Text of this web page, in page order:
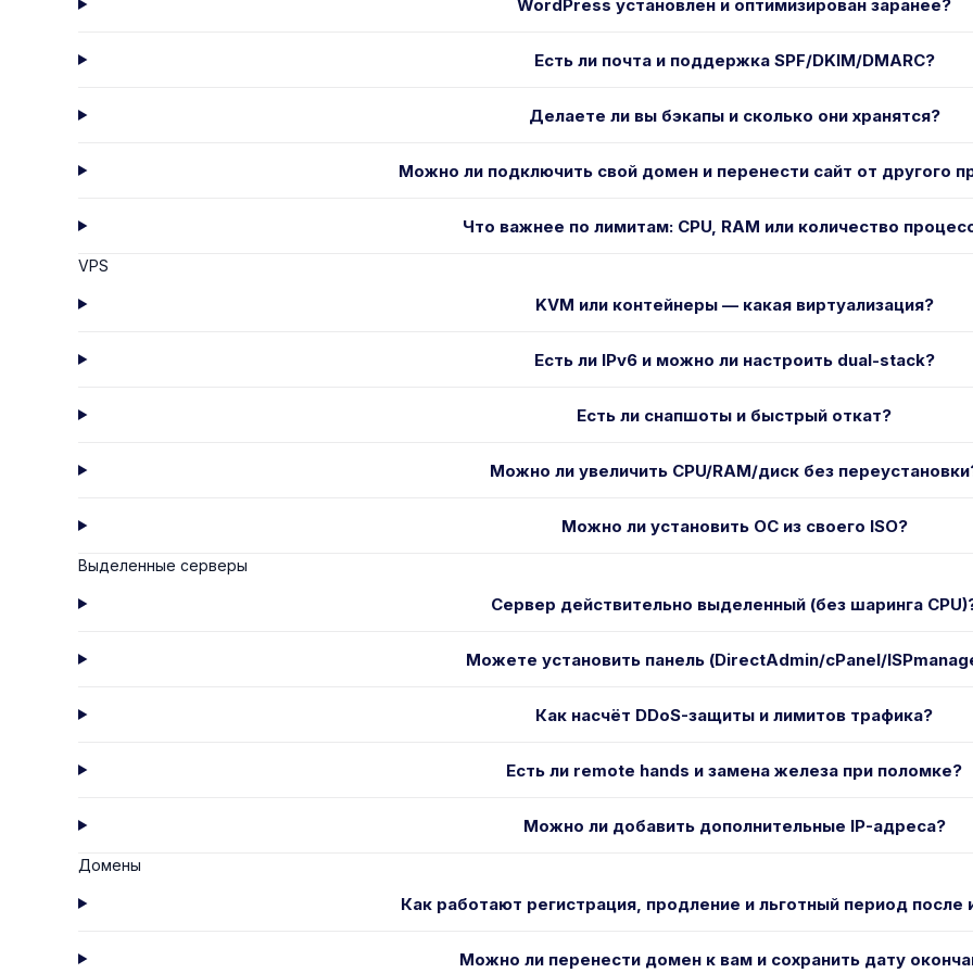
WordPress установлен и оптимизирован заранее?
Есть ли почта и поддержка SPF/DKIM/DMARC?
Делаете ли вы бэкапы и сколько они хранятся?
Можно ли подключить свой домен и перенести сайт от другого
Что важнее по лимитам: CPU, RAM или количество
VPS
KVM или контейнеры — какая виртуализация?
Есть ли IPv6 и можно ли настроить dual-stack?
Есть ли снапшоты и быстрый откат?
Можно ли увеличить CPU/RAM/диск без
Можно ли установить ОС из своего ISO?
Выделенные серверы
Сервер действительно выделенный (без шаринга
Можете установить панель (DirectAdmin/cPanel/
Как насчёт DDoS-защиты и лимитов трафика?
Есть ли remote hands и замена железа при поломке?
Можно ли добавить дополнительные IP-адреса?
Домены
Как работают регистрация, продление и льготный период после
Можно ли перенести домен к вам и сохранить дату